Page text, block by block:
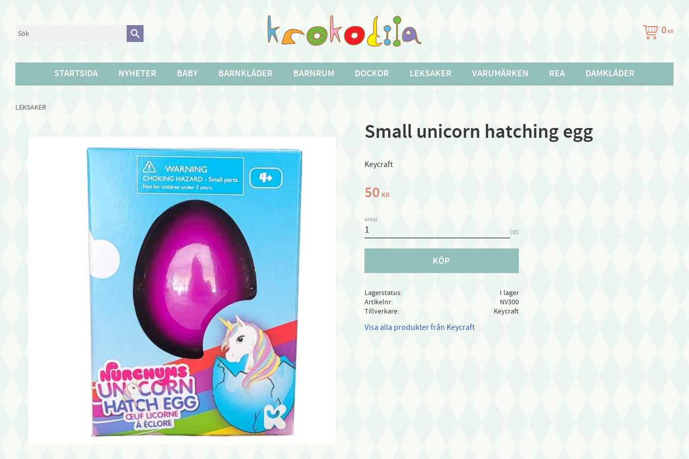
0 KR
STARTSIDA NYHETER BABY BARNKLÄDER BARNRUM DOCKOR LEKSAKER VARUMÄRKEN REA DAMKLÄDER
LEKSAKER
Small unicorn hatching egg
Keycraft
50 KR
Antal
st
KÖP
Lagerstatus
I lager
Artikelnr
NV300
Tillverkare
Keycraft
Visa alla produkter från Keycraft